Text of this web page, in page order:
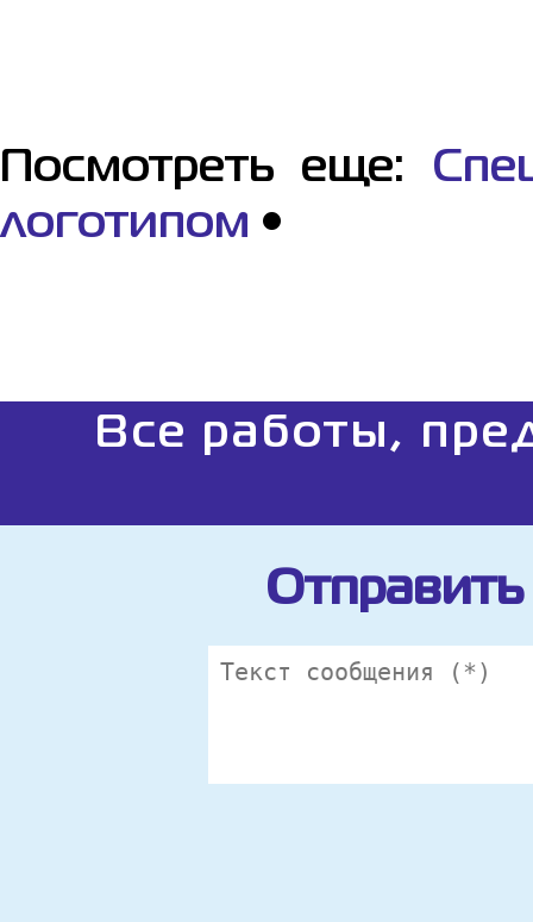
Посмотреть еще:
логотипом •
Все работы,
Отправить